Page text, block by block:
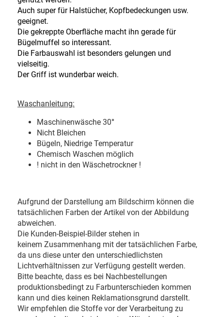
Auch super für Halstücher, Kopfbedeckungen usw.
geeignet.
Die gekreppte Oberfläche macht ihn gerade für
Bügelmuffel so interessant.
Die Farbauswahl ist besonders gelungen und
vielseitig.
Der Griff ist wunderbar weich.
Waschanleitung:
Maschinenwäsche 30°
Nicht Bleichen
Bügeln, Niedrige Temperatur
Chemisch Waschen möglich
! nicht in den Wäschetrockner !
Aufgrund der Darstellung am Bildschirm können die
tatsächlichen Farben der Artikel von der Abbildung
abweichen.
Die Kunden-Beispiel-Bilder stehen in
keinem Zusammenhang mit der tatsächlichen Farbe,
da uns diese unter den unterschiedlichsten
Lichtverhältnissen zur Verfügung gestellt werden.
Bitte beachte, dass es bei Nachbestellungen
produktionsbedingt zu Farbunterschieden kommen
kann und dies keinen Reklamationsgrund darstellt.
Wir empfehlen die Stoffe vor der Verarbeitung zu